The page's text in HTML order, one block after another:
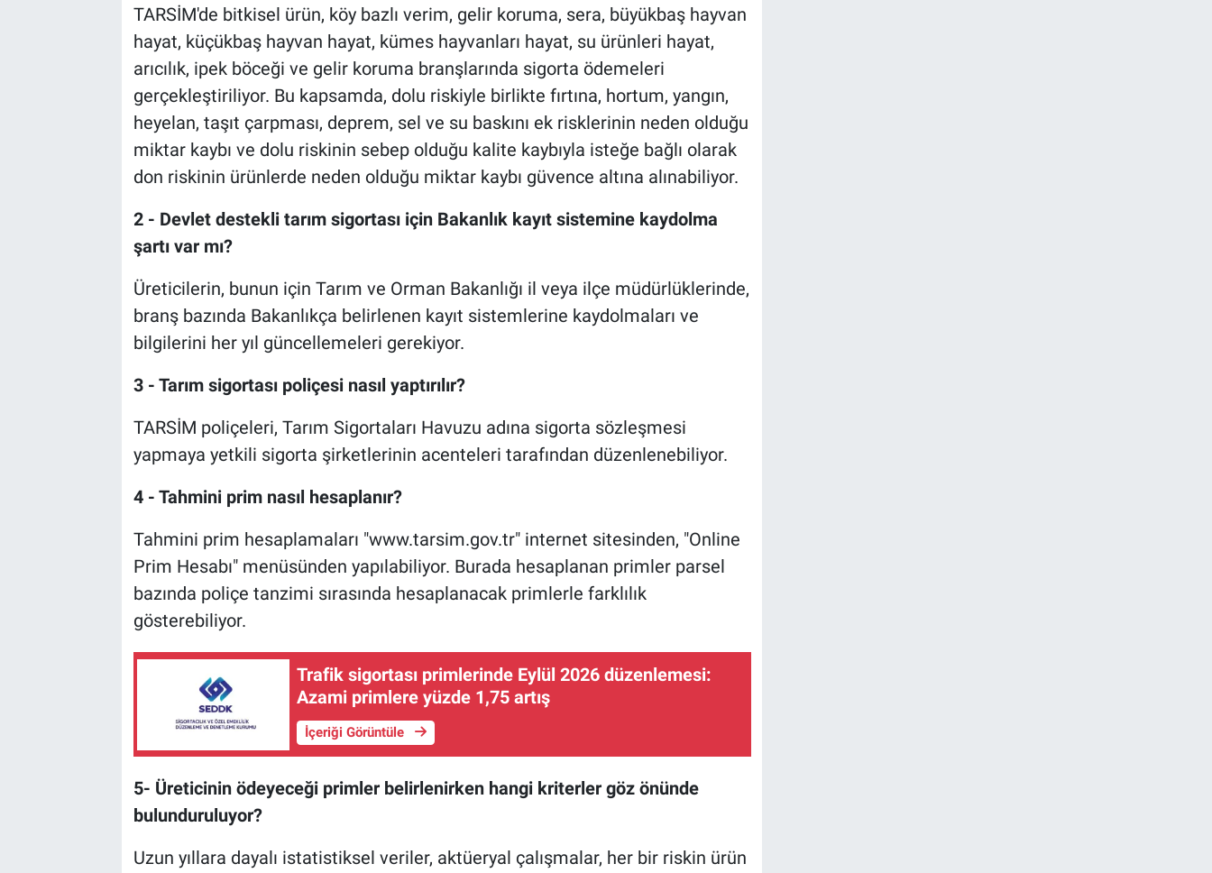
TARSİM'de bitkisel ürün, köy bazlı verim, gelir koruma, sera, büyükbaş hayvan
hayat, küçükbaş hayvan hayat, kümes hayvanları hayat, su ürünleri hayat,
arıcılık, ipek böceği ve gelir koruma branşlarında sigorta ödemeleri
gerçekleştiriliyor. Bu kapsamda, dolu riskiyle birlikte fırtına, hortum, yangın,
heyelan, taşıt çarpması, deprem, sel ve su baskını ek risklerinin neden olduğu
miktar kaybı ve dolu riskinin sebep olduğu kalite kaybıyla isteğe bağlı olarak
don riskinin ürünlerde neden olduğu miktar kaybı güvence altına alınabiliyor.
2 - Devlet destekli tarım sigortası için Bakanlık kayıt sistemine kaydolma
şartı var mı?
Üreticilerin, bunun için Tarım ve Orman Bakanlığı il veya ilçe müdürlüklerinde,
branş bazında Bakanlıkça belirlenen kayıt sistemlerine kaydolmaları ve
bilgilerini her yıl güncellemeleri gerekiyor.
3 - Tarım sigortası poliçesi nasıl yaptırılır?
TARSİM poliçeleri, Tarım Sigortaları Havuzu adına sigorta sözleşmesi
yapmaya yetkili sigorta şirketlerinin acenteleri tarafından düzenlenebiliyor.
4 - Tahmini prim nasıl hesaplanır?
Tahmini prim hesaplamaları "www.tarsim.gov.tr" internet sitesinden, "Online
Prim Hesabı" menüsünden yapılabiliyor. Burada hesaplanan primler parsel
bazında poliçe tanzimi sırasında hesaplanacak primlerle farklılık
gösterebiliyor.
Trafik sigortası primlerinde Eylül 2026 düzenlemesi:
Azami primlere yüzde 1,75 artış
İçeriği Görüntüle
5- Üreticinin ödeyeceği primler belirlenirken hangi kriterler göz önünde
bulunduruluyor?
Uzun yıllara dayalı istatistiksel veriler, aktüeryal çalışmalar, her bir riskin ürün